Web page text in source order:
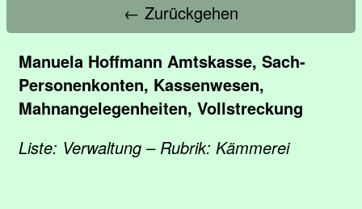
← Zurückgehen
Manuela Hoffmann Amtskasse, Sach-
Personenkonten, Kassenwesen,
Mahnangelegenheiten, Vollstreckung
Liste: Verwaltung – Rubrik: Kämmerei